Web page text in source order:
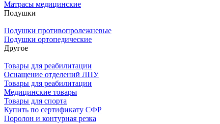
Матрасы медицинские
Подушки
Подушки противопролежневые
Подушки ортопедические
Другое
Товары для реабилитации
Оснащение отделений ЛПУ
Товары для реабилитации
Медицинские товары
Товары для спорта
Купить по сертификату СФР
Поролон и контурная резка